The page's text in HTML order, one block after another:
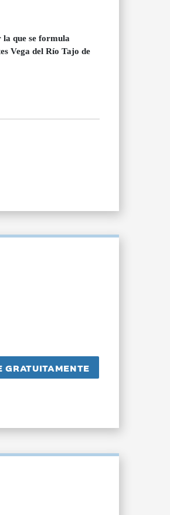
la que se formula
Vega del Río Tajo de